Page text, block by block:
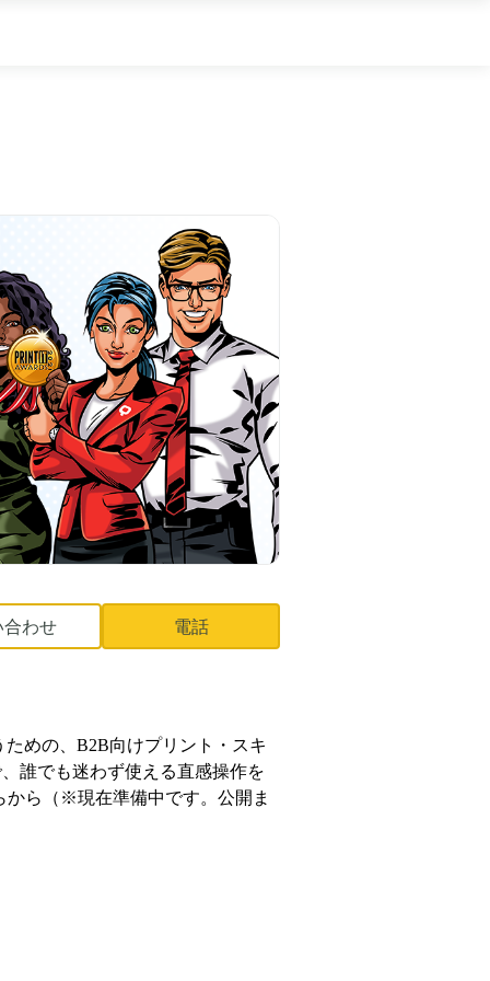
合わせ 電話
めの、B2B向けプリント・スキ
誰でも迷わず使える直感操作を
ら（※現在準備中です。公開ま